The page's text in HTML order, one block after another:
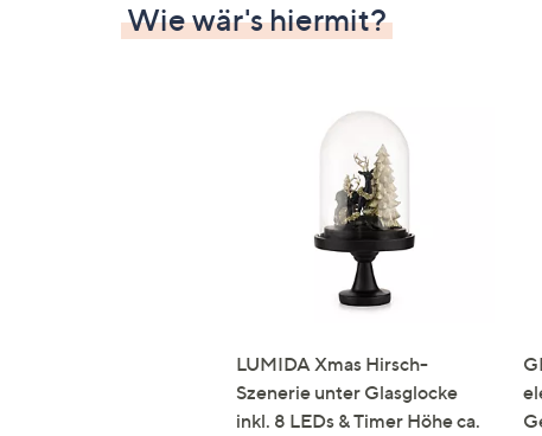
Wie wär's hiermit?
LUMIDA Xmas Hirsch-
Szenerie unter Glasglocke
inkl. 8 LEDs & Timer Höhe ca.